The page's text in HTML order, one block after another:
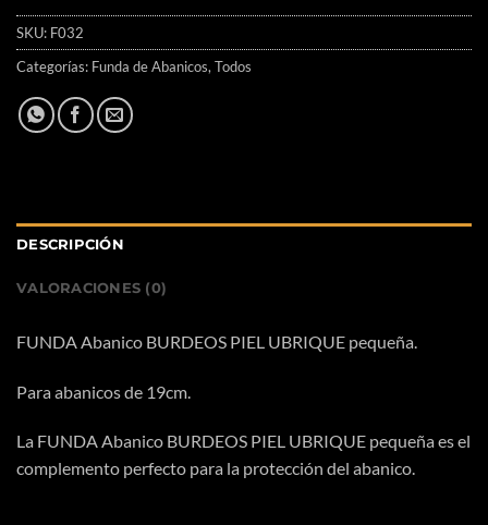
SKU: F032
Categorías: Funda de Abanicos, Todos
DESCRIPCIÓN
VALORACIONES (0)
FUNDA Abanico BURDEOS PIEL UBRIQUE pequeña.
Para abanicos de 19cm.
La FUNDA Abanico BURDEOS PIEL UBRIQUE pequeña es el
complemento perfecto para la protección del abanico.